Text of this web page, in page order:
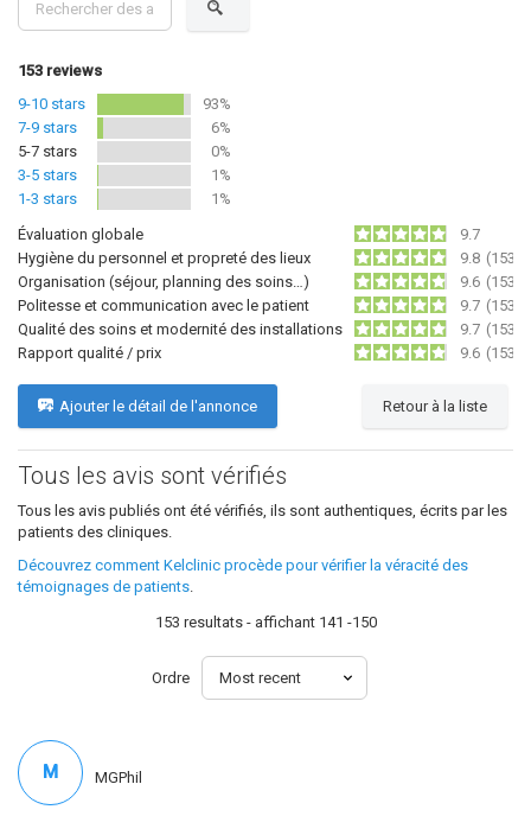
153 reviews
9-10 stars
93%
7-9 stars
6%
5-7 stars
0%
3-5 stars
1%
1-3 stars
1%
Évaluation globale
9.7
Hygiène du personnel et propreté des lieux
9.8 (153)
Organisation (séjour, planning des soins…)
9.6 (153)
Politesse et communication avec le patient
9.7 (153)
Qualité des soins et modernité des installations
9.7 (153)
Rapport qualité / prix
9.6 (153)
Ajouter le détail de l'annonce Retour à la liste
Tous les avis sont vérifiés
Tous les avis publiés ont été vérifiés, ils sont authentiques, écrits par les
patients des cliniques.
Découvrez comment Kelclinic procède pour vérifier la véracité des
témoignages de patients
153 resultats - affichant 141 -150
Ordre
M MGPhil